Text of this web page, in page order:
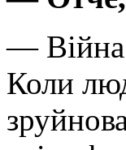
— Війна
Коли